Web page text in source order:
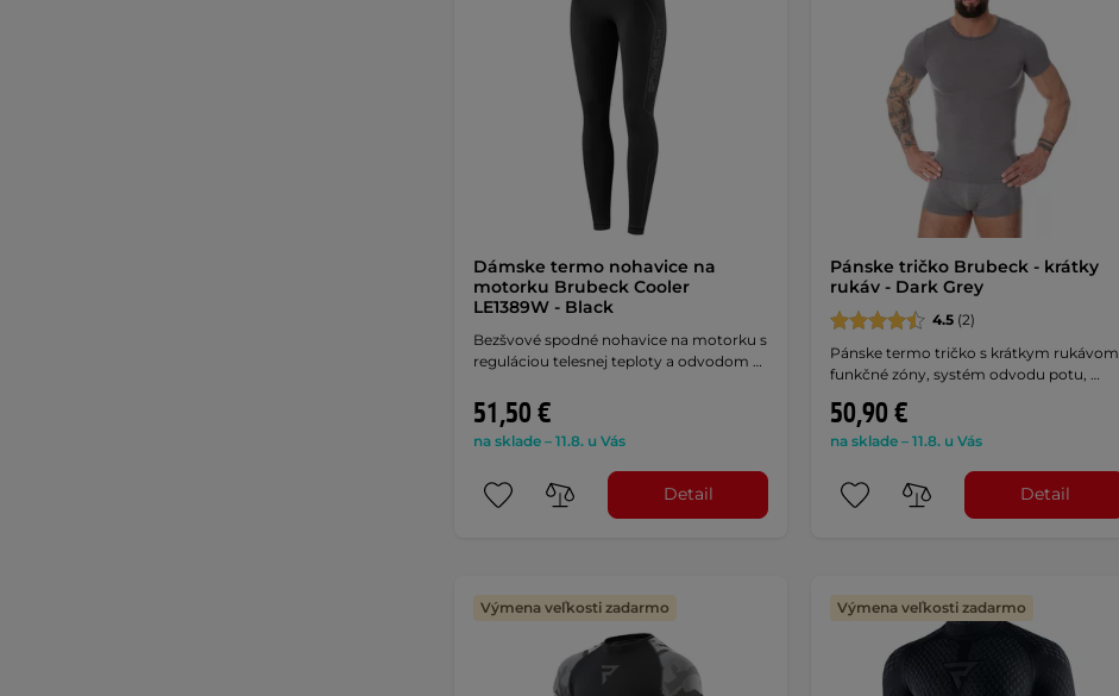
Dámske termo nohavice na
motorku Brubeck Cooler
LE1389W - Black
Bezšvové spodné nohavice na motorku s
reguláciou telesnej teploty a odvodom …
51,50 €
na sklade – 11.8. u Vás
Detail
Pánske tričko Brubeck - krátky
rukáv - Dark Grey
4.5(2)
Pánske termo tričko s krátkym rukávom,
funkčné zóny, systém odvodu potu, …
50,90 €
na sklade – 11.8. u Vás
Detail
Výmena veľkosti zadarmo Výmena veľkosti zadarmo